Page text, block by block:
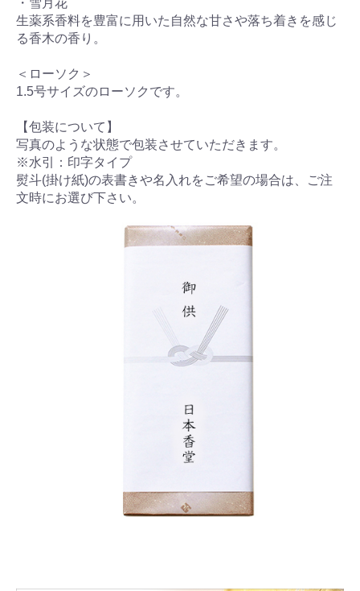
・雪月花
生薬系香料を豊富に用いた自然な甘さや落ち着きを感じ
る香木の香り。
＜ローソク＞
1.5号サイズのローソクです。
【包装について】
写真のような状態で包装させていただきます。
※水引：印字タイプ
熨斗(掛け紙)の表書きや名入れをご希望の場合は、ご注
文時にお選び下さい。